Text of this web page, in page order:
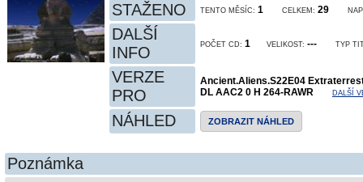
STAŽENO TENTO MĚSÍC: 1 CELKEM: 29
DALŠÍ
INFO
POČET CD: 1 VELIKOST: --- TYP
VERZE
PRO
Ancient.Aliens.S22E04
DL AAC2 0 H 264-RAWR
DALŠÍ
NÁHLED ZOBRAZIT NÁHLED
Poznámka